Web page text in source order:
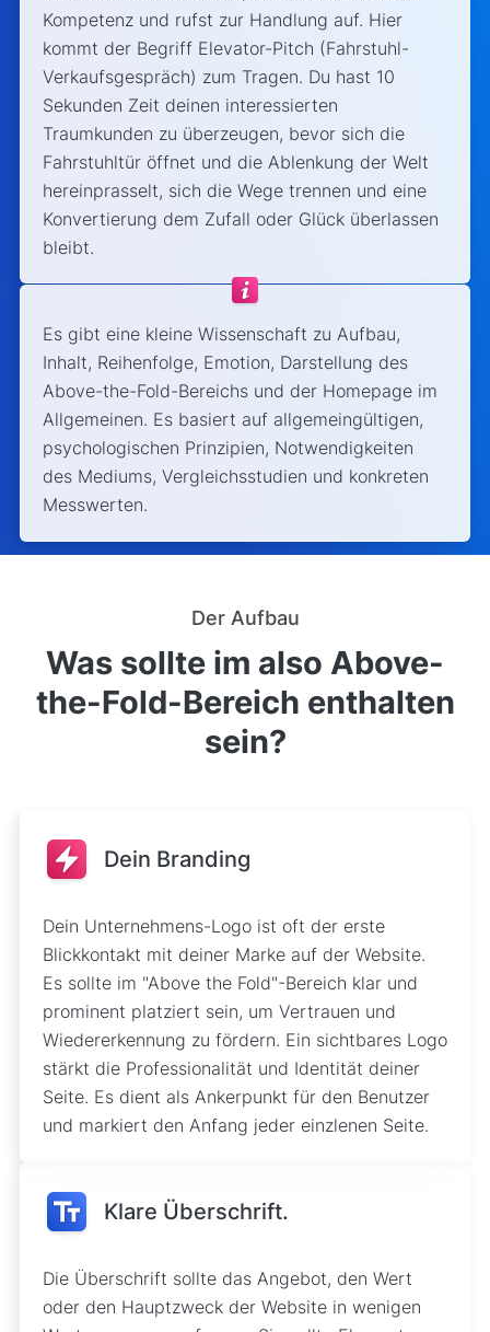
Kompetenz und rufst zur Handlung auf. Hier
kommt der Begriff Elevator-Pitch (Fahrstuhl-
Verkaufsgespräch) zum Tragen. Du hast 10
Sekunden Zeit deinen interessierten
Traumkunden zu überzeugen, bevor sich die
Fahrstuhltür öffnet und die Ablenkung der Welt
hereinprasselt, sich die Wege trennen und eine
Konvertierung dem Zufall oder Glück überlassen
bleibt.
Es gibt eine kleine Wissenschaft zu Aufbau,
Inhalt, Reihenfolge, Emotion, Darstellung des
Above-the-Fold-Bereichs und der Homepage im
Allgemeinen. Es basiert auf allgemeingültigen,
psychologischen Prinzipien, Notwendigkeiten
des Mediums, Vergleichsstudien und konkreten
Messwerten.
Der Aufbau
Was sollte im also Above-
the-Fold-Bereich enthalten
sein?
Dein Branding
Dein Unternehmens-Logo ist oft der erste
Blickkontakt mit deiner Marke auf der Website.
Es sollte im "Above the Fold"-Bereich klar und
prominent platziert sein, um Vertrauen und
Wiedererkennung zu fördern. Ein sichtbares Logo
stärkt die Professionalität und Identität deiner
Seite. Es dient als Ankerpunkt für den Benutzer
und markiert den Anfang jeder einzlenen Seite.
Klare Überschrift.
Die Überschrift sollte das Angebot, den Wert
oder den Hauptzweck der Website in wenigen